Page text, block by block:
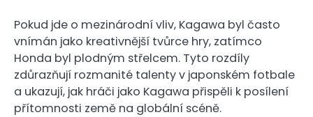
Pokud jde o mezinárodní vliv, Kagawa byl často
vnímán jako kreativnější tvůrce hry, zatímco
Honda byl plodným střelcem. Tyto rozdíly
zdůrazňují rozmanité talenty v japonském fotbale
a ukazují, jak hráči jako Kagawa přispěli k posílení
přítomnosti země na globální scéně.